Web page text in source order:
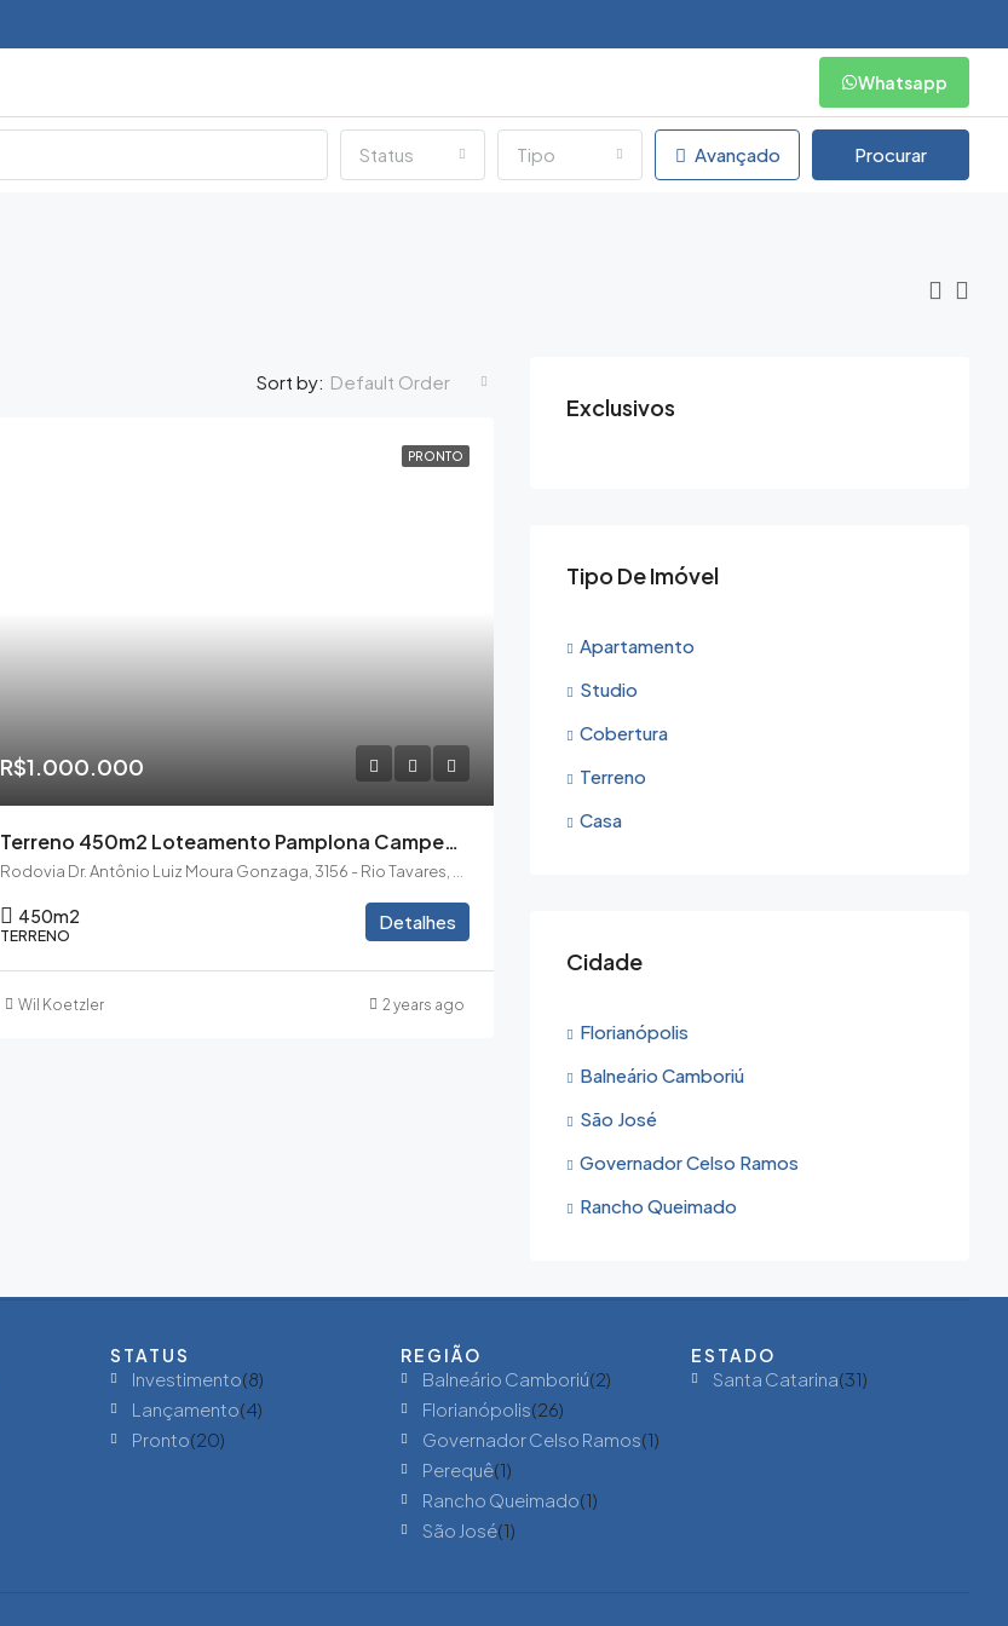
Whatsapp
Status Tipo Avançado Procurar
Sort by: Default Order
PRONTO
R$1.000.000
Terreno 450m2 Loteamento Pamplona Campeche
450m2
TERRENO
Detalhes
Wil Koetzler 2 years ago
Exclusivos
Tipo De Imóvel
Apartamento
Studio
Cobertura
Terreno
Casa
Cidade
Florianópolis
Balneário Camboriú
São José
Governador Celso Ramos
Rancho Queimado
STATUS
Investimento(8)
Lançamento(4)
Pronto(20)
REGIÃO
Balneário Camboriú(2)
Florianópolis(26)
Governador Celso Ramos(1)
Perequê(1)
Rancho Queimado(1)
São José(1)
ESTADO
Santa Catarina(31)